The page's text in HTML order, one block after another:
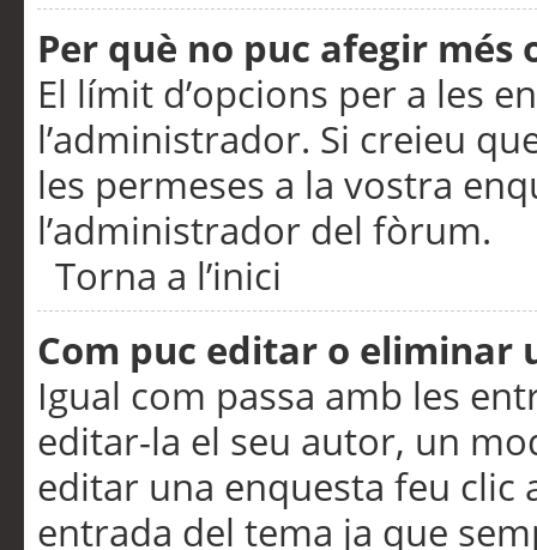
Per què no puc afegir més
El límit d’opcions per a les
l’administrador. Si creieu
les permeses a la vostra
l’administrador del fòrum.
Torna a l’inici
Com puc editar o eliminar
Igual com passa amb les
editar-la el seu autor, un
editar una enquesta feu clic
entrada del tema ja que